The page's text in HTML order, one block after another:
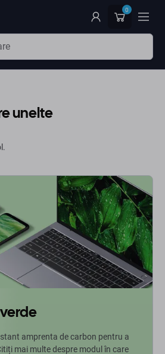
0
unelte
amprenta de carbon pentru a
mai multe despre modul în care